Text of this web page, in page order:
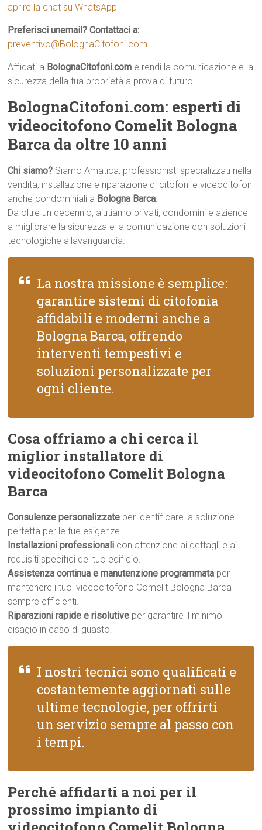
aprire la chat su WhatsApp
Preferisci unemail? Contattaci a:
preventivo@BolognaCitofoni.com
Affidati a BolognaCitofoni.com e rendi la comunicazione e la
sicurezza della tua proprietà a prova di futuro!
BolognaCitofoni.com: esperti di
videocitofono Comelit Bologna
Barca da oltre 10 anni
Chi siamo? Siamo Amatica, professionisti specializzati nella
vendita, installazione e riparazione di citofoni e videocitofoni
anche condominiali a Bologna Barca.
Da oltre un decennio, aiutiamo privati, condomini e aziende
a migliorare la sicurezza e la comunicazione con soluzioni
tecnologiche allavanguardia.
La nostra missione è semplice:
garantire sistemi di citofonia
affidabili e moderni anche a
Bologna Barca, offrendo
interventi tempestivi e
soluzioni personalizzate per
ogni cliente.
Cosa offriamo a chi cerca il
miglior installatore di
videocitofono Comelit Bologna
Barca
Consulenze personalizzate per identificare la soluzione
perfetta per le tue esigenze.
Installazioni professionali con attenzione ai dettagli e ai
requisiti specifici del tuo edificio.
Assistenza continua e manutenzione programmata per
mantenere i tuoi videocitofono Comelit Bologna Barca
sempre efficienti.
Riparazioni rapide e risolutive per garantire il minimo
disagio in caso di guasto.
I nostri tecnici sono qualificati e
costantemente aggiornati sulle
ultime tecnologie, per offrirti
un servizio sempre al passo con
i tempi.
Perché affidarti a noi per il
prossimo impianto di